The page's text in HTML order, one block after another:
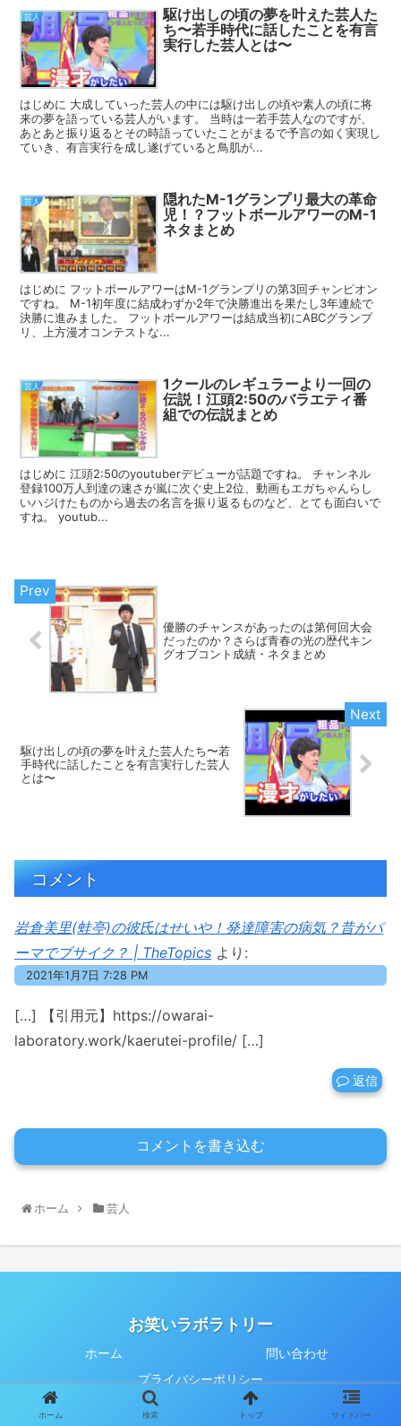
芸人
駆け出しの頃の夢を叶えた芸人た
ち〜若手時代に話したことを有言
実行した芸人とは〜
はじめに 大成していった芸人の中には駆け出しの頃や素人の頃に将
来の夢を語っている芸人がいます。 当時は一若手芸人なのですが、
あとあと振り返るとその時語っていたことがまるで予言の如く実現し
ていき、有言実行を成し遂げていると鳥肌が...
芸人
隠れたM-1グランプリ最大の革命
児！？フットボールアワーのM-1
ネタまとめ
はじめに フットボールアワーはM-1グランプリの第3回チャンピオン
ですね。 M-1初年度に結成わずか2年で決勝進出を果たし3年連続で
決勝に進みました。 フットボールアワーは結成当初にABCグランプ
リ、上方漫才コンテストな...
芸人
1クールのレギュラーより一回の
伝説！江頭2:50のバラエティ番
組での伝説まとめ
はじめに 江頭2:50のyoutuberデビューが話題ですね。 チャンネル
登録100万人到達の速さが嵐に次ぐ史上2位、動画もエガちゃんらし
いハジけたものから過去の名言を振り返るものなど、とても面白いで
すね。 youtub...
優勝のチャンスがあったのは第何回大会
だったのか？さらば青春の光の歴代キン
グオブコント成績・ネタまとめ
駆け出しの頃の夢を叶えた芸人たち〜若
手時代に話したことを有言実行した芸人
とは〜
コメント
岩倉美里(蛙亭)の彼氏はせいや！発達障害の病気？昔がパ
ーマでブサイク？ | TheTopics より:
2021年1月7日 7:28 PM
[…] 【引用元】https://owarai-
laboratory.work/kaerutei-profile/ […]
返信
コメントを書き込む
ホーム 芸人
お笑いラボラトリー
ホーム
問い合わせ
プライバシーポリシー
© 2020 お笑いラボラトリー.
ホーム 検索 トップ サイドバー